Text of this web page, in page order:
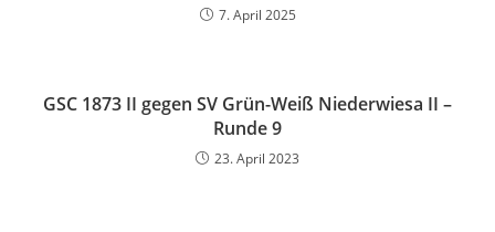
7. April 2025
GSC 1873 II gegen SV Grün-Weiß Niederwiesa II –
Runde 9
23. April 2023